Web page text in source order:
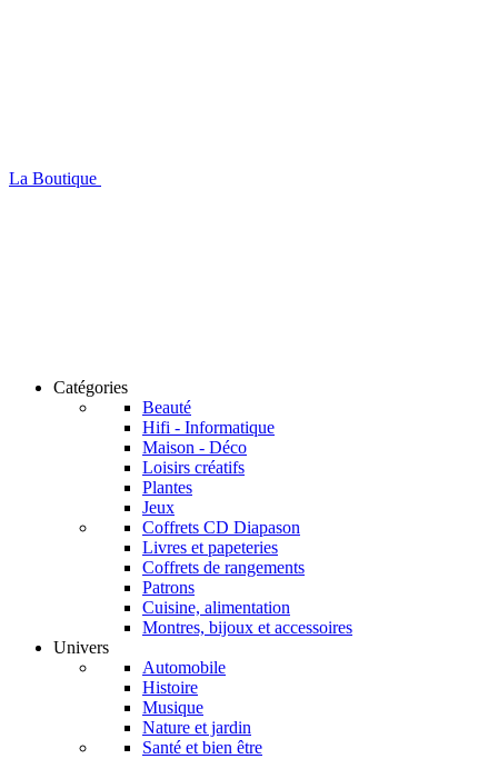
La Boutique
Catégories
Beauté
Hifi - Informatique
Maison - Déco
Loisirs créatifs
Plantes
Jeux
Coffrets CD Diapason
Livres et papeteries
Coffrets de rangements
Patrons
Cuisine, alimentation
Montres, bijoux et accessoires
Univers
Automobile
Histoire
Musique
Nature et jardin
Santé et bien être